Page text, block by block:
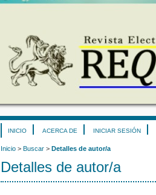
INICIO ACERCA DE INICIAR SESIÓN
Inicio > Buscar > Detalles de autor/a
Detalles de autor/a